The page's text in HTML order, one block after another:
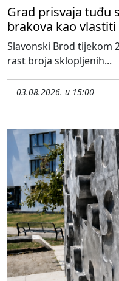
Grad prisvaja tuđu
brakova kao vlastiti
Slavonski Brod tijekom
rast broja sklopljenih...
03.08.2026. u 15:00